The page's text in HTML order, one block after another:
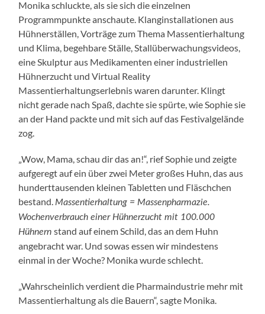
Monika schluckte, als sie sich die einzelnen
Programmpunkte anschaute. Klanginstallationen aus
Hühnerställen, Vorträge zum Thema Massentierhaltung
und Klima, begehbare Ställe, Stallüberwachungsvideos,
eine Skulptur aus Medikamenten einer industriellen
Hühnerzucht und Virtual Reality
Massentierhaltungserlebnis waren darunter. Klingt
nicht gerade nach Spaß, dachte sie spürte, wie Sophie sie
an der Hand packte und mit sich auf das Festivalgelände
zog.
„Wow, Mama, schau dir das an!“, rief Sophie und zeigte
aufgeregt auf ein über zwei Meter großes Huhn, das aus
hunderttausenden kleinen Tabletten und Fläschchen
bestand. Massentierhaltung = Massenpharmazie.
Wochenverbrauch einer Hühnerzucht mit 100.000
Hühnernstand auf einem Schild, das an dem Huhn
angebracht war. Und sowas essen wir mindestens
einmal in der Woche? Monika wurde schlecht.
„Wahrscheinlich verdient die Pharmaindustrie mehr mit
Massentierhaltung als die Bauern“, sagte Monika.